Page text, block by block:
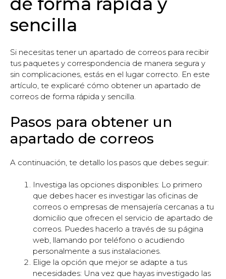
sencilla
Si necesitas tener un apartado de correos para recibir
tus paquetes y correspondencia de manera segura y
sin complicaciones, estás en el lugar correcto. En este
artículo, te explicaré cómo obtener un apartado de
correos de forma rápida y sencilla.
Pasos para obtener un
apartado de correos
A continuación, te detallo los pasos que debes seguir:
Investiga las opciones disponibles: Lo primero
que debes hacer es investigar las oficinas de
correos o empresas de mensajería cercanas a tu
domicilio que ofrecen el servicio de apartado de
correos. Puedes hacerlo a través de su página
web, llamando por teléfono o acudiendo
personalmente a sus instalaciones.
Elige la opción que mejor se adapte a tus
necesidades: Una vez que hayas investigado las